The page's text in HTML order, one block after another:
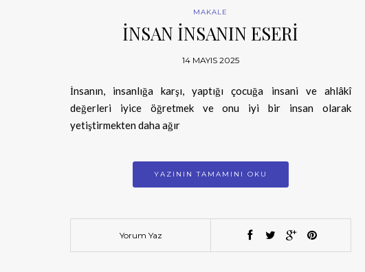
MAKALE
İNSAN İNSANIN ESERİ
14 MAYIS 2025
İnsanın, insanlığa karşı, yaptığı çocuğa insani ve ahlâkî
değerleri iyice öğretmek ve onu iyi bir insan olarak
yetiştirmekten daha ağır
YAZININ TAMAMINI OKU
Yorum Yaz